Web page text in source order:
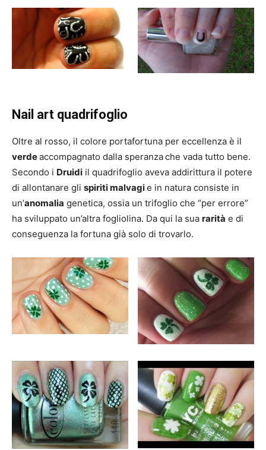
Nail art quadrifoglio
Oltre al rosso, il colore portafortuna per eccellenza è il
verdeaccompagnato dalla speranzache vada tutto bene.
Secondo i Druidi il quadrifoglio aveva addirittura il potere
di allontanare gli spiriti malvagie in natura consiste in
un’anomalia genetica, ossia un trifoglio che “per errore”
ha sviluppato un’altra fogliolina. Da qui la sua rarità e di
conseguenza la fortuna già solo di trovarlo.